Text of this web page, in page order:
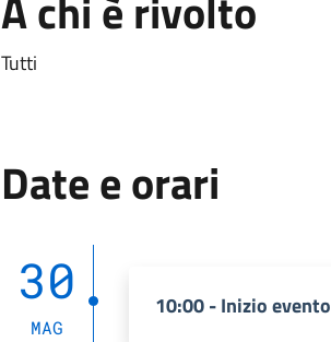
Tutti
Date e orari
30
MAG
10:00 - Inizio evento